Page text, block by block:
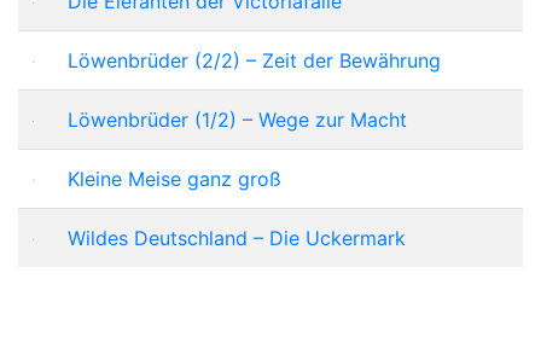
Löwenbrüder (2/2) – Zeit der Bewährung
Löwenbrüder (1/2) – Wege zur Macht
Kleine Meise ganz groß
Wildes Deutschland – Die Uckermark